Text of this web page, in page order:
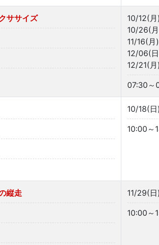
ササイズ
10/12(月
10/26(月
11/16(月
12/06(日
12/21(月)
07:30～
10/18(日)
10:00～
縦走 11/29(日)
10:00～